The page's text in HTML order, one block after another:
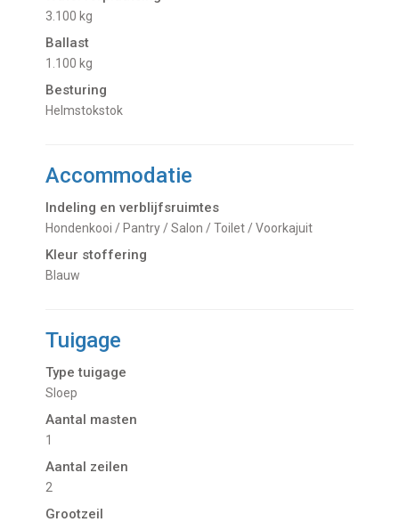
3.100 kg
Ballast
1.100 kg
Besturing
Helmstokstok
Accommodatie
Indeling en verblijfsruimtes
Hondenkooi / Pantry / Salon / Toilet / Voorkajuit
Kleur stoffering
Blauw
Tuigage
Type tuigage
Sloep
Aantal masten
1
Aantal zeilen
2
Grootzeil